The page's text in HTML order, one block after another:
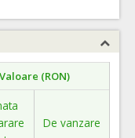
Valoare (RON)
De vanzare